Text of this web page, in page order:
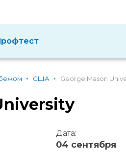
США George Mason
Дата:
04 сентября